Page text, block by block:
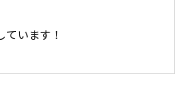
います！